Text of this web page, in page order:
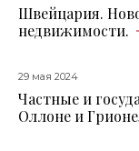
Швейцария.
недвижимости.
29 мая 2024
Частные и
Оллоне и